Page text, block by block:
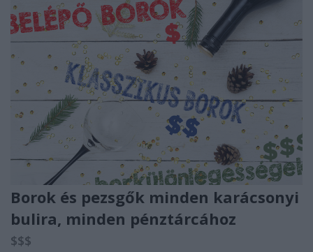
Borok és pezsgők minden karácsonyi
bulira, minden pénztárcához
$$$